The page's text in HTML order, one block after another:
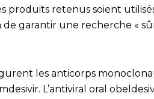
produits retenus soient
de garantir une recherche «
les anticorps
L’antiviral oral